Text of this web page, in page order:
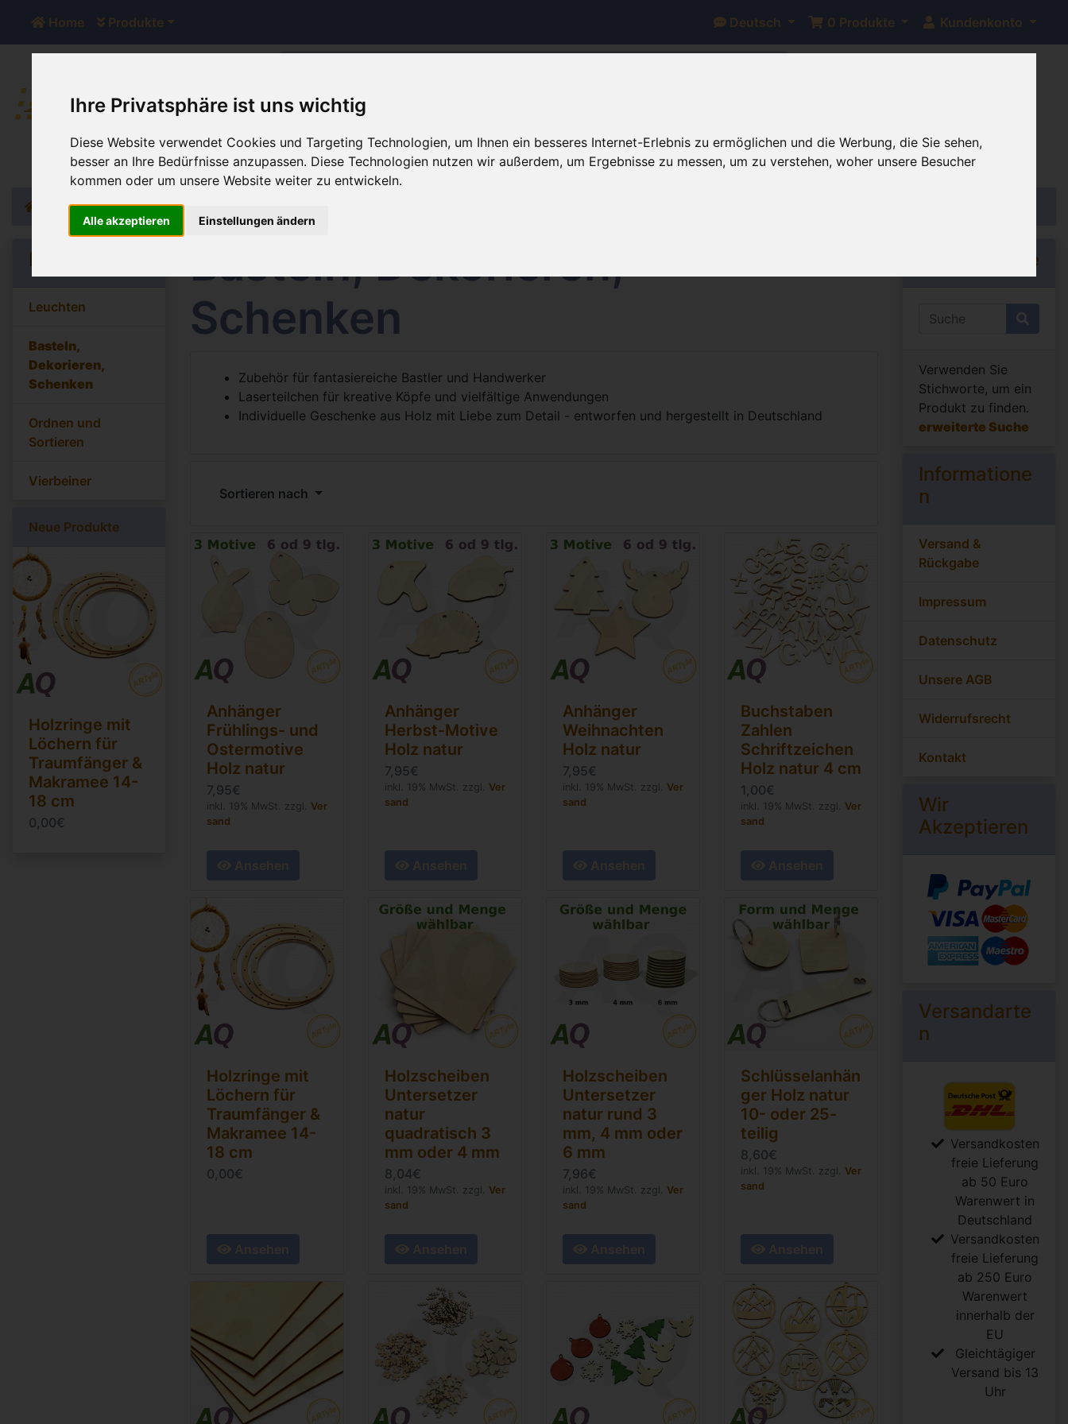
Ihre Privatsphäre ist uns wichtig
Diese Website verwendet Cookies und Targeting Technologien, um Ihnen ein besseres Internet-Erlebnis zu ermöglichen und die Werbung, die Sie sehen,
besser an Ihre Bedürfnisse anzupassen. Diese Technologien nutzen wir außerdem, um Ergebnisse zu messen, um zu verstehen, woher unsere Besucher
kommen oder um unsere Website weiter zu entwickeln.
Alle akzeptieren Einstellungen ändern
Home Produkte Deutsch 0 Produkte Kundenkonto
Weiteres bearbeitet.
HomeKatalog Basteln, Dekorieren, Schenken
Basteln, Dekorieren,
Schenken
Zubehör für fantasiereiche Bastler und Handwerker
Laserteilchen für kreative Köpfe und vielfältige Anwendungen
Individuelle Geschenke aus Holz mit Liebe zum Detail - entworfen und hergestellt in Deutschland
Sortieren nach
Anhänger
Frühlings- und
Ostermotive
Holz natur
7,95€
inkl. 19% MwSt. zzgl. Ver
sand
Ansehen
Anhänger
Herbst-Motive
Holz natur
7,95€
inkl. 19% MwSt. zzgl. Ver
sand
Ansehen
Anhänger
Weihnachten
Holz natur
7,95€
inkl. 19% MwSt. zzgl. Ver
sand
Ansehen
Buchstaben
Zahlen
Schriftzeichen
Holz natur 4 cm
1,00€
inkl. 19% MwSt. zzgl. Ver
sand
Ansehen
Holzringe mit
Löchern für
Traumfänger &
Makramee 14-
18 cm
0,00€
Ansehen
Holzscheiben
Untersetzer
natur
quadratisch 3
mm oder 4 mm
8,04€
inkl. 19% MwSt. zzgl. Ver
sand
Ansehen
Holzscheiben
Untersetzer
natur rund 3
mm, 4 mm oder
6 mm
7,96€
inkl. 19% MwSt. zzgl. Ver
sand
Ansehen
Schlüsselanhän
ger Holz natur
10- oder 25-
teilig
8,60€
inkl. 19% MwSt. zzgl. Ver
sand
Ansehen
Kategorien
Leuchten
Basteln,
Dekorieren,
Schenken
Ordnen und
Sortieren
Vierbeiner
Neue Produkte
Holzringe mit
Löchern für
Traumfänger &
Makramee 14-
18 cm
0,00€
Schnellsuche
Verwenden Sie
Stichworte, um ein
Produkt zu finden.
erweiterte Suche
Informatione
n
Versand &
Rückgabe
Impressum
Datenschutz
Unsere AGB
Widerrufsrecht
Kontakt
Wir
Akzeptieren
Versandarte
n
Versandkosten
freie Lieferung
ab 50 Euro
Warenwert in
Deutschland
Versandkosten
freie Lieferung
ab 250 Euro
Warenwert
innerhalb der
EU
Gleichtägiger
Versand bis 13
Uhr